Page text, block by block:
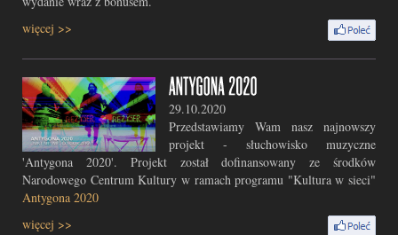
więcej >>
29.10.2020
Przedstawiamy Wam nasz najnowszy
projekt - słuchowisko muzyczne
'Antygona 2020'. Projekt został dofinansowany ze środków
Narodowego Centrum Kultury w ramach programu "Kultura w sieci"
Antygona 2020
więcej >>